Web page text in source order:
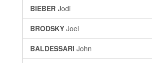
BIEBER Jodi
BRODSKY Joel
BALDESSARI John